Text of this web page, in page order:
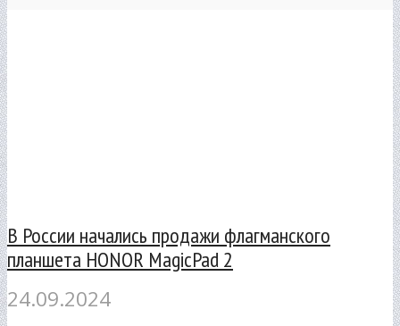
В России начались продажи флагманского
планшета HONOR MagicPad 2
24.09.2024